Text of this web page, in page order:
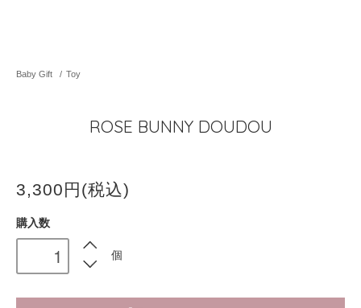
Baby Gift / Toy
ROSE BUNNY DOUDOU
3,300円(税込)
購入数
個